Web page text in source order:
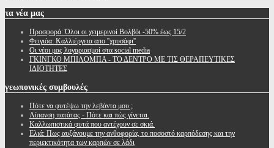
τα νέα μας
Προσφορά: Όλοι οι χειμερινοί Βολβόι -50% έως 15/2
Φειγιόα: Καλλιέργεια απο ''χρυσάφι''
Oι νέοι μας λογαριασμοί στα social media
ΓΚΙΝΓΚΟ ΜΠΙΛΟΜΠΑ - ΤΟ ΔΕΝΤΡΟ ΜΕ ΤΙΣ ΘΕΡΑΠΕΥΤΙΚΕΣ
ΙΔΙΟΤΗΤΕΣ
γεωπονικές συμβουλές
Πότε να φυτέψω την λεβάντα μου ;
Λίπανση πατάτας - Πότε και πώς γίνεται.
Καλλωπιστικά φυτά που αντέχουν σε σκιά.
Ελιά: Πως αυξάνουμε την ανθοφορία, το ποσοστό καρπόδεσης και την
περιεκτικότητα των καρπών σε λάδι